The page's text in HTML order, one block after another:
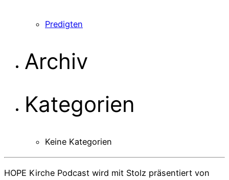
Predigten
Archiv
Kategorien
Keine Kategorien
HOPE Kirche Podcast wird mit Stolz präsentiert von